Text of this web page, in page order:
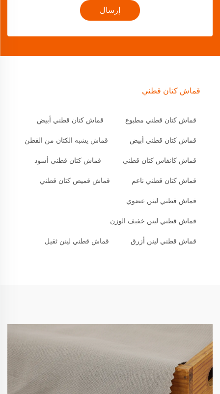
إرسال
قماش كتان قطني
قماش كتان قطني مطبوع قماش كتان قطني أبيض
قماش كتان قطني أبيض قماش يشبه الكتان من القطن
قماش كانفاس كتان قطني قماش كتان قطني أسود
قماش كتان قطني ناعم قماش قميص كتان قطني
قماش قطني لينن عضوي
قماش قطني لينن خفيف الوزن
قماش قطني لينن أزرق قماش قطني لينن ثقيل